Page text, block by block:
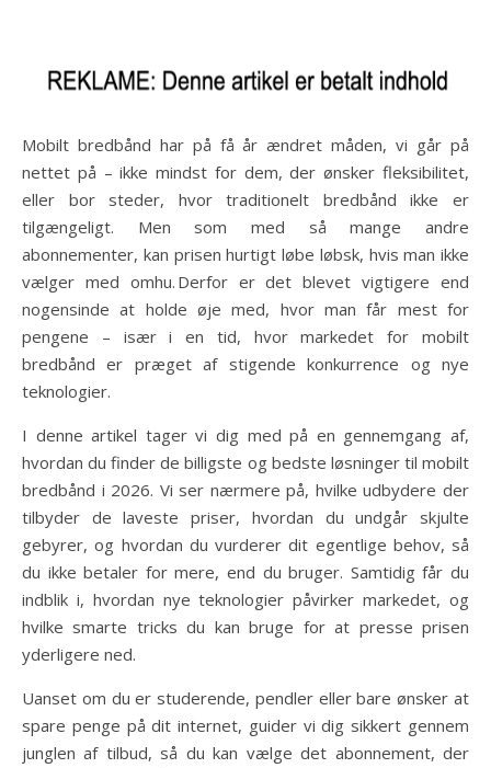
Mobilt bredbånd har på få år ændret måden, vi går på
nettet på – ikke mindst for dem, der ønsker fleksibilitet,
eller bor steder, hvor traditionelt bredbånd ikke er
tilgængeligt. Men som med så mange andre
abonnementer, kan prisen hurtigt løbe løbsk, hvis man ikke
vælger med omhu. Derfor er det blevet vigtigere end
nogensinde at holde øje med, hvor man får mest for
pengene – især i en tid, hvor markedet for mobilt
bredbånd er præget af stigende konkurrence og nye
teknologier.
I denne artikel tager vi dig med på en gennemgang af,
hvordan du finder de billigste og bedste løsninger til mobilt
bredbånd i 2026. Vi ser nærmere på, hvilke udbydere der
tilbyder de laveste priser, hvordan du undgår skjulte
gebyrer, og hvordan du vurderer dit egentlige behov, så
du ikke betaler for mere, end du bruger. Samtidig får du
indblik i, hvordan nye teknologier påvirker markedet, og
hvilke smarte tricks du kan bruge for at presse prisen
yderligere ned.
Uanset om du er studerende, pendler eller bare ønsker at
spare penge på dit internet, guider vi dig sikkert gennem
junglen af tilbud, så du kan vælge det abonnement, der